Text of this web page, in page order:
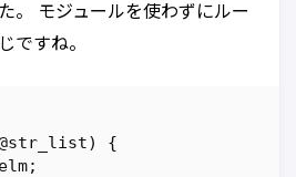
。 モジュールを使わずにルー
ですね。
)
{
;